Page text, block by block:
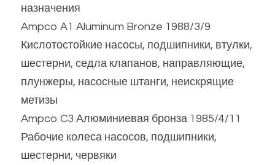
назначения
Ampco A1 Aluminum Bronze 1988/3/9
Кислотостойкие насосы, подшипники, втулки,
шестерни, седла клапанов, направляющие,
плунжеры, насосные штанги, неискрящие
метизы
Ampco C3 Алюминиевая бронза 1985/4/11
Рабочие колеса насосов, подшипники,
шестерни, червяки